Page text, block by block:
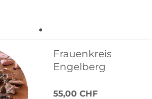
.
Frauenkreis
Engelberg
55,00 CHF